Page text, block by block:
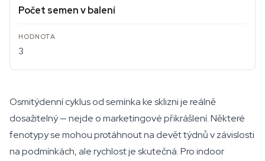
Počet semen v balení
3
Osmitýdenní cyklus od semínka ke sklizni je reálně
dosažitelný — nejde o marketingové přikrášlení. Některé
fenotypy se mohou protáhnout na devět týdnů v závislosti
na podmínkách, ale rychlost je skutečná. Pro indoor